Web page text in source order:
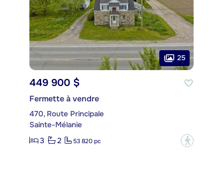
25
449 900 $
Fermette à vendre
470, Route Principale
Sainte-Mélanie
3
2 53 820 pc ?